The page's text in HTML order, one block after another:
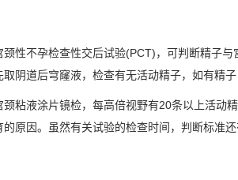
不孕检查性交后试验(PCT)，可判断精子与
阴道后穹窿液，检查有无活动精子，如有精子
液涂片镜检，每高倍视野有20条以上活动
原因。虽然有关试验的检查时间，判断标准